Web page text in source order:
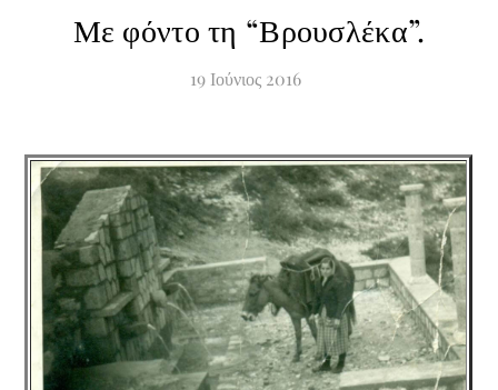
Με φόντο τη “Βρουσλέκα”.
19 Ιούνιος 2016